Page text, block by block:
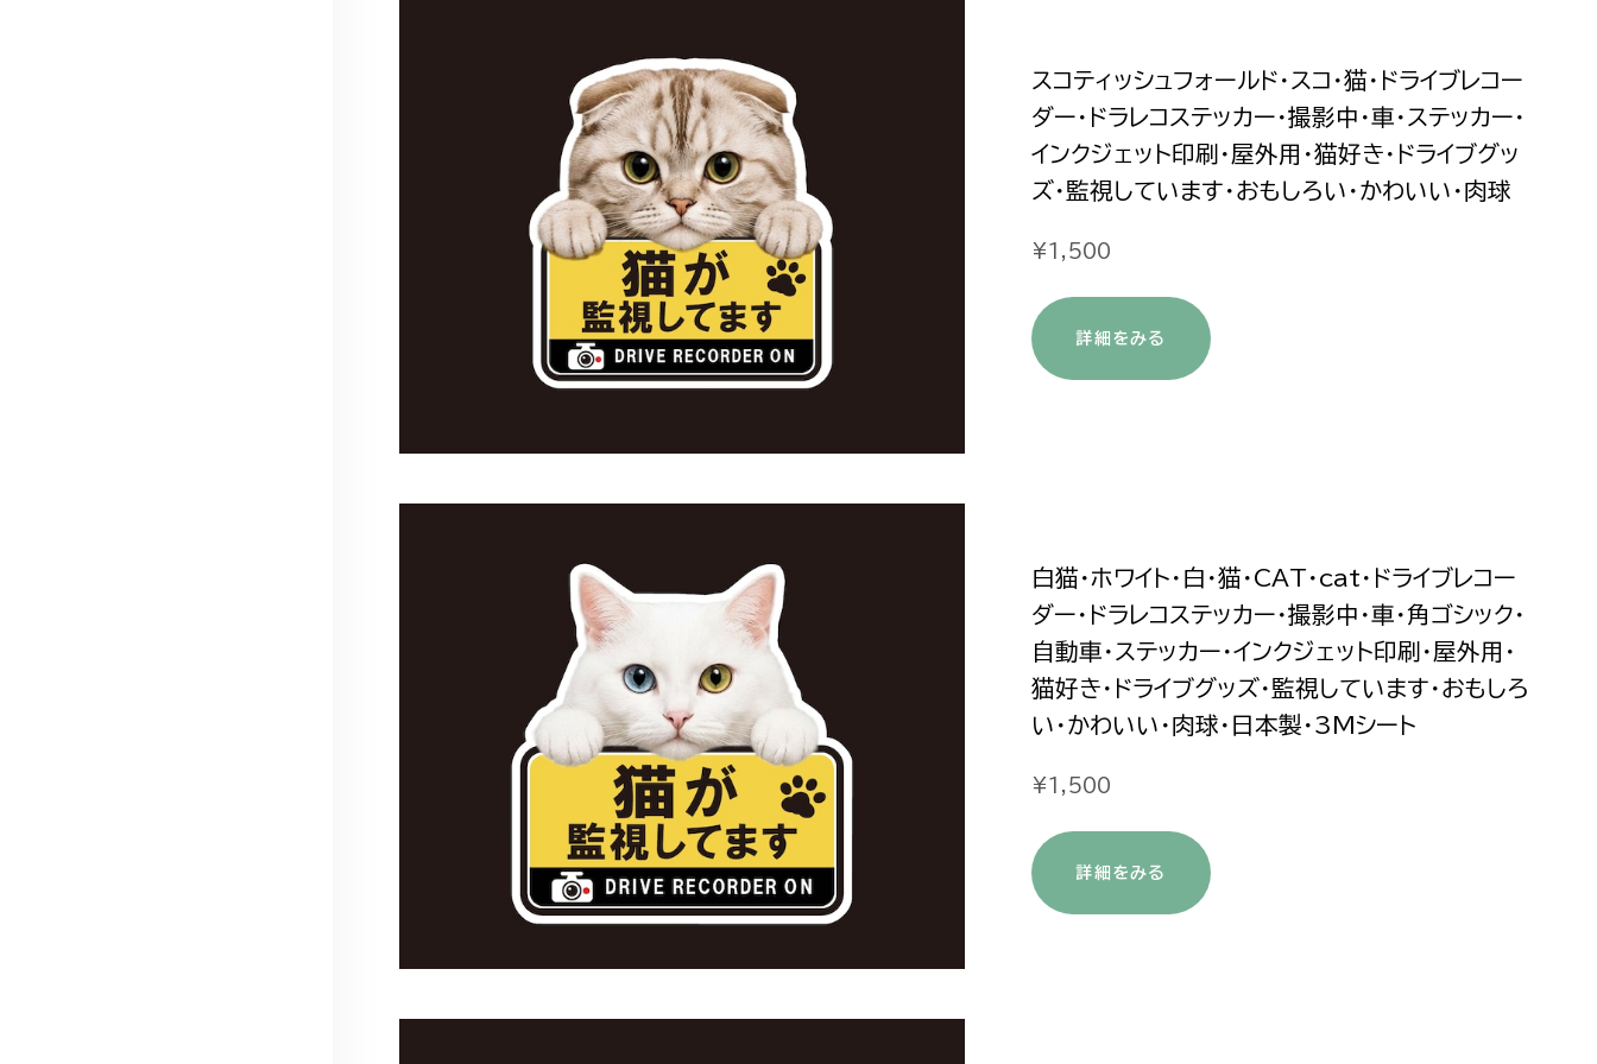
スコティッシュフォールド・スコ・猫・ドライブレコー
ダー・ドラレコステッカー・撮影中・車・ステッカー・
インクジェット印刷・屋外用・猫好き・ドライブグッ
ズ・監視しています・おもしろい・かわいい・肉球
¥1,500
詳細をみる
白猫・ホワイト・白・猫・CAT・cat・ドライブレコー
ダー・ドラレコステッカー・撮影中・車・角ゴシック・
自動車・ステッカー・インクジェット印刷・屋外用・
猫好き・ドライブグッズ・監視しています・おもしろ
い・かわいい・肉球・日本製・3Mシート
¥1,500
詳細をみる